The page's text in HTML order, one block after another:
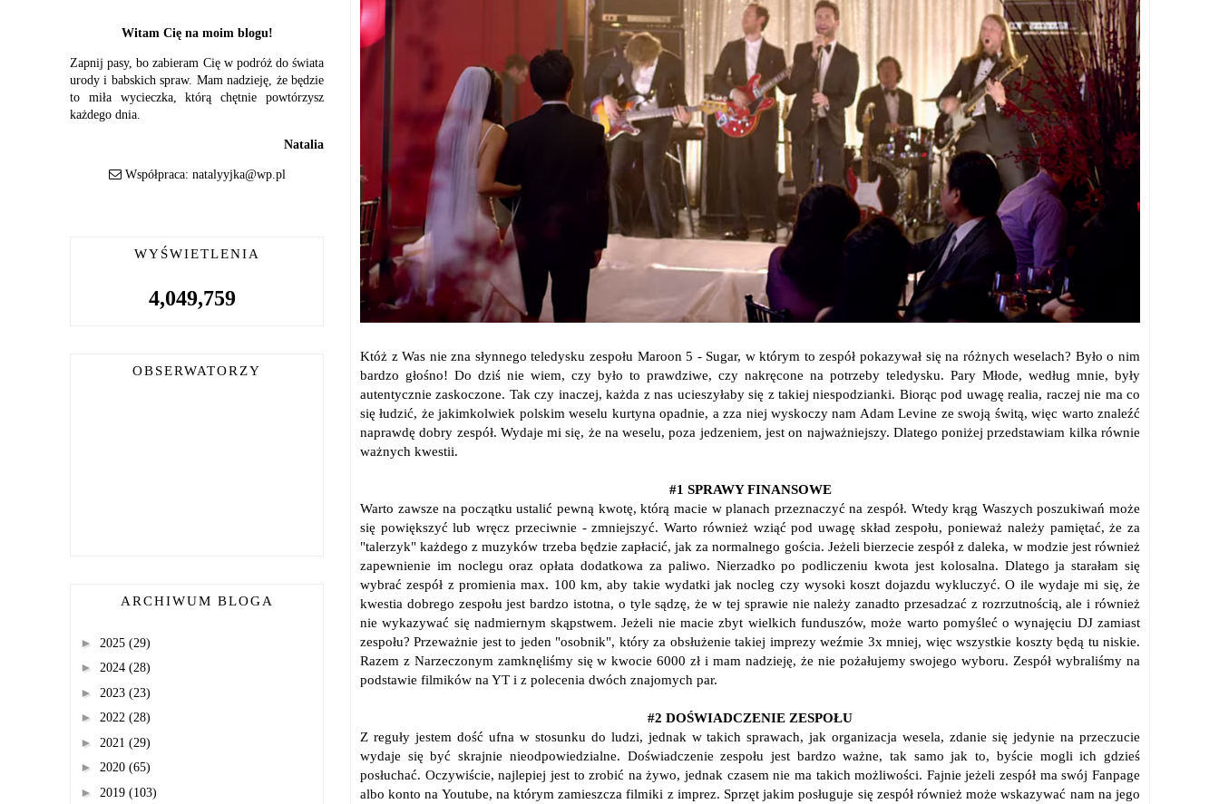
Któż z Was nie zna słynnego teledysku zespołu Maroon 5 - Sugar, w którym to zespół pokazywał się na różnych weselach? Było o nim
bardzo głośno! Do dziś nie wiem, czy było to prawdziwe, czy nakręcone na potrzeby teledysku. Pary Młode, według mnie, były
autentycznie zaskoczone. Tak czy inaczej, każda z nas ucieszyłaby się z takiej niespodzianki. Biorąc pod uwagę realia, raczej nie ma co
się łudzić, że jakimkolwiek polskim weselu kurtyna opadnie, a zza niej wyskoczy nam Adam Levine ze swoją świtą, więc warto znaleźć
naprawdę dobry zespół. Wydaje mi się, że na weselu, poza jedzeniem, jest on najważniejszy. Dlatego poniżej przedstawiam kilka równie
ważnych kwestii.
#1 SPRAWY FINANSOWE
Warto zawsze na początku ustalić pewną kwotę, którą macie w planach przeznaczyć na zespół. Wtedy krąg Waszych poszukiwań może
się powiększyć lub wręcz przeciwnie - zmniejszyć. Warto również wziąć pod uwagę skład zespołu, ponieważ należy pamiętać, że za
"talerzyk" każdego z muzyków trzeba będzie zapłacić, jak za normalnego gościa. Jeżeli bierzecie zespół z daleka, w modzie jest również
zapewnienie im noclegu oraz opłata dodatkowa za paliwo. Nierzadko po podliczeniu kwota jest kolosalna. Dlatego ja starałam się
wybrać zespół z promienia max. 100 km, aby takie wydatki jak nocleg czy wysoki koszt dojazdu wykluczyć. O ile wydaje mi się, że
kwestia dobrego zespołu jest bardzo istotna, o tyle sądzę, że w tej sprawie nie należy zanadto przesadzać z rozrzutnością, ale i również
nie wykazywać się nadmiernym skąpstwem. Jeżeli nie macie zbyt wielkich funduszów, może warto pomyśleć o wynajęciu DJ zamiast
zespołu? Przeważnie jest to jeden "osobnik", który za obsłużenie takiej imprezy weźmie 3x mniej, więc wszystkie koszty będą tu niskie.
Razem z Narzeczonym zamknęliśmy się w kwocie 6000 zł i mam nadzieję, że nie pożałujemy swojego wyboru. Zespół wybraliśmy na
podstawie filmików na YT i z polecenia dwóch znajomych par.
#2 DOŚWIADCZENIE ZESPOŁU
Z reguły jestem dość ufna w stosunku do ludzi, jednak w takich sprawach, jak organizacja wesela, zdanie się jedynie na przeczucie
wydaje się być skrajnie nieodpowiedzialne. Doświadczenie zespołu jest bardzo ważne, tak samo jak to, byście mogli ich gdzieś
posłuchać. Oczywiście, najlepiej jest to zrobić na żywo, jednak czasem nie ma takich możliwości. Fajnie jeżeli zespół ma swój Fanpage
albo konto na Youtube, na którym zamieszcza filmiki z imprez. Sprzęt jakim posługuje się zespół również może wskazywać nam na jego
Witam Cię na moim blogu!
Zapnij pasy, bo zabieram Cię w podróż do świata
urody i babskich spraw. Mam nadzieję, że będzie
to miła wycieczka, którą chętnie powtórzysz
każdego dnia.
Natalia
Współpraca: natalyyjka@wp.pl
WYŚWIETLENIA
4,049,759
OBSERWATORZY
ARCHIWUM BLOGA
► 2025 (29)
► 2024 (28)
► 2023 (23)
► 2022 (28)
► 2021 (29)
► 2020 (65)
► 2019 (103)